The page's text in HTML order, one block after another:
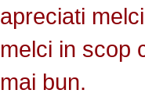
apreciati
melci in scop
mai bun.